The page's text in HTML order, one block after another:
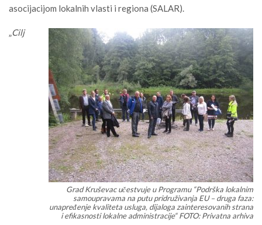
asocijacijom lokalnih vlasti i regiona (SALAR).
Grad Kruševac učestvuje u Programu “Podrška lokalnim
samoupravama na putu pridruživanja EU – druga faza:
unapređenje kvaliteta usluga, dijaloga zainteresovanih strana
i efikasnosti lokalne administracije“ FOTO: Privatna arhiva
Cilj